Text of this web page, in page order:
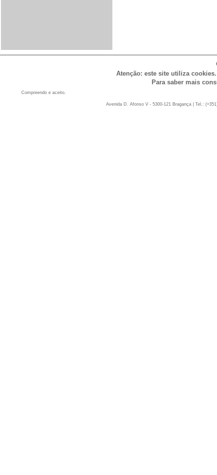
Atenção: este site utiliza
Para saber mais
Compreendo e aceito.
Avenida D. Afonso V - 5300-121 Bragança | Tel.: